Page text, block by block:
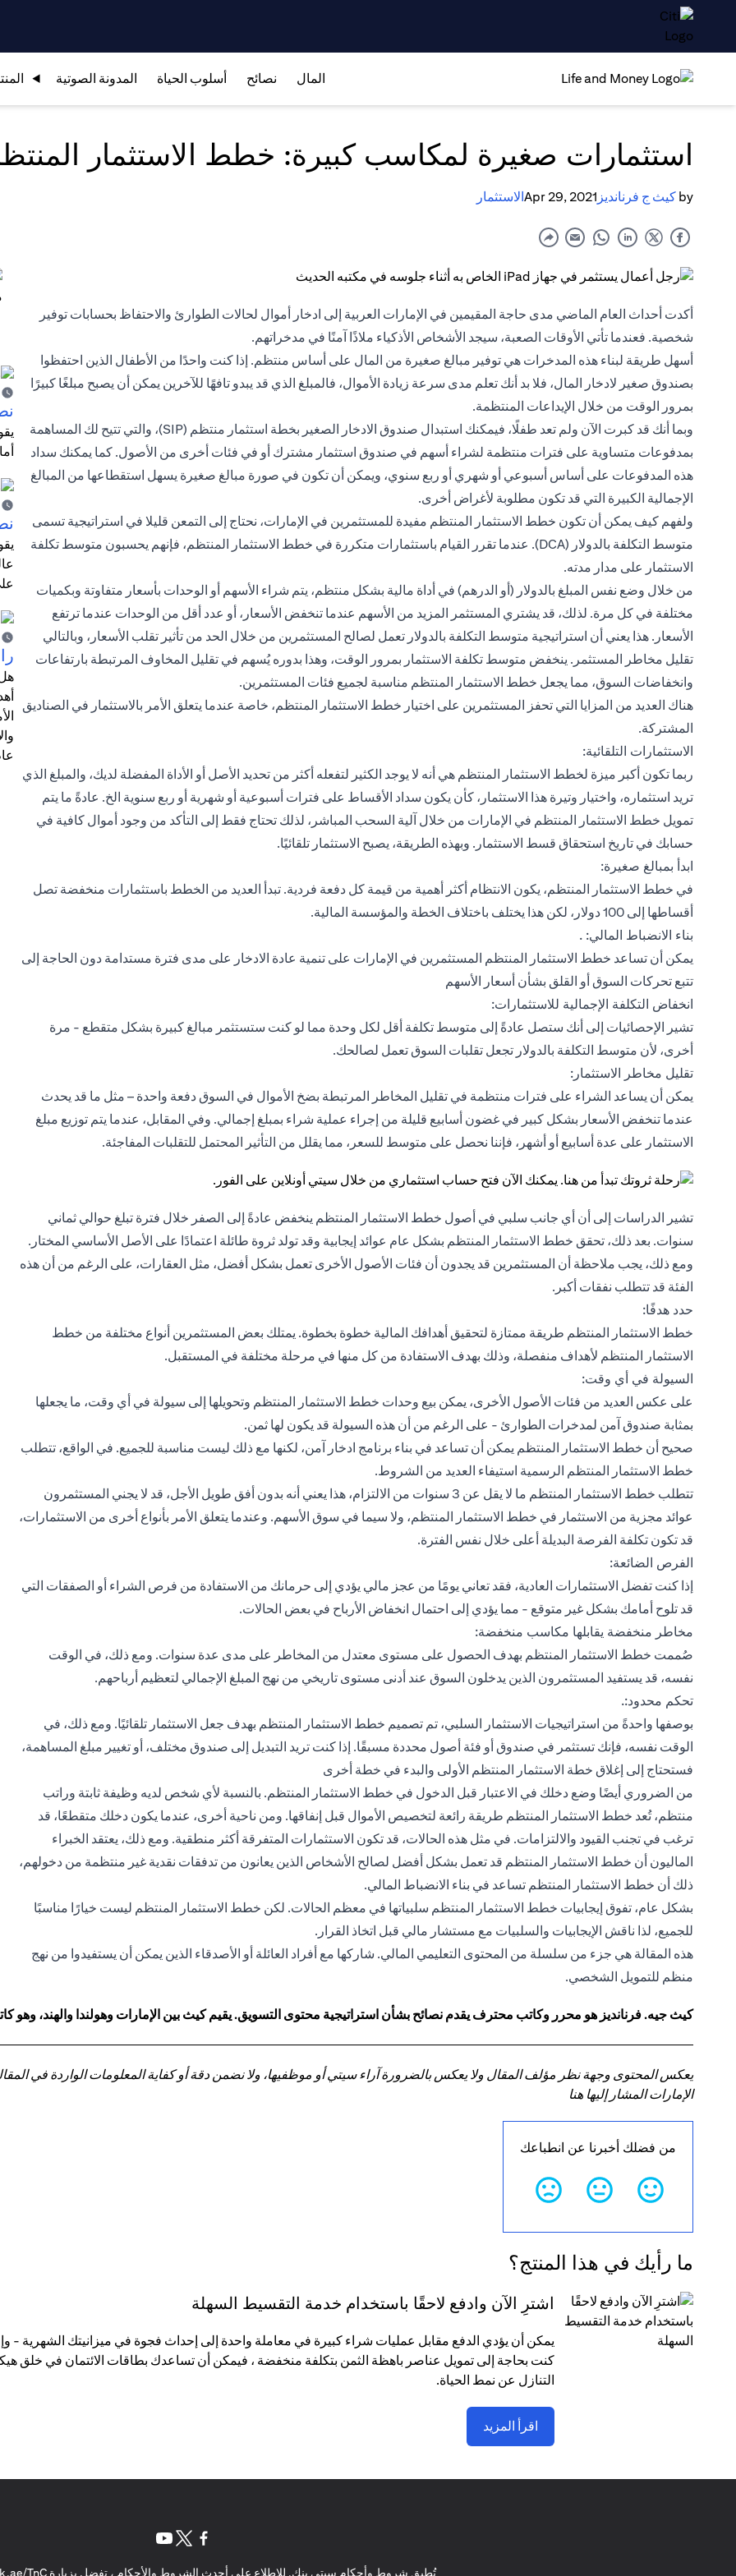
المال نصائح أسلوب الحياة المدونة الصوتية
استثمارات صغيرة لمكاسب كبيرة: خطط الاستثمار
by كيث ج فرنانديز Apr 29, 2021الاستثمار
أكدت أحداث العام الماضي مدى حاجة المقيمين في الإمارات العربية إلى ادخار أموال لحالات الطوارئ والاحتفاظ بحسابات توفير
شخصية. فعندما تأتي الأوقات الصعبة، سيجد الأشخاص الأذكياء ملاذًا آمنًا في مدخراتهم.
أسهل طريقة لبناء هذه المدخرات هي توفير مبالغ صغيرة من المال على أساس منتظم. إذا كنت واحدًا من الأطفال الذين احتفظوا
بصندوق صغير لادخار المال، فلا بد أنك تعلم مدى سرعة زيادة الأموال، فالمبلغ الذي قد يبدو تافهًا للآخرين يمكن أن يصبح مبلغًا كبيرًا
بمرور الوقت من خلال الإيداعات المنتظمة.
وبما أنك قد كبرت الآن ولم تعد طفلًا، فيمكنك استبدال صندوق الادخار الصغير بخطة استثمار منتظم (SIP)، والتي تتيح لك المساهمة
بمدفوعات متساوية على فترات منتظمة لشراء أسهم في صندوق استثمار مشترك أو في فئات أخرى من الأصول. كما يمكنك سداد
هذه المدفوعات على أساس أسبوعي أو شهري أو ربع سنوي، ويمكن أن تكون في صورة مبالغ صغيرة يسهل استقطاعها من المبالغ
الإجمالية الكبيرة التي قد تكون مطلوبة لأغراض أخرى.
ولفهم كيف يمكن أن تكون خطط الاستثمار المنتظم مفيدة للمستثمرين في الإمارات، نحتاج إلى التمعن قليلا في استراتيجية تسمى
متوسط ​​التكلفة بالدولار (DCA). عندما تقرر القيام باستثمارات متكررة في خطط الاستثمار المنتظم، فإنهم يحسبون متوسط ​​تكلفة
الاستثمار على مدار مدته.
من خلال وضع نفس المبلغ بالدولار (أو الدرهم) في أداة مالية بشكل منتظم، يتم شراء الأسهم أو الوحدات بأسعار متفاوتة وبكميات
مختلفة في كل مرة. لذلك، قد يشتري المستثمر المزيد من الأسهم عندما تنخفض الأسعار، أو عدد أقل من الوحدات عندما ترتفع
الأسعار. هذا يعني أن استراتيجية متوسط ​​التكلفة بالدولار تعمل لصالح المستثمرين من خلال الحد من تأثير تقلب الأسعار، وبالتالي
تقليل مخاطر المستثمر. ينخفض ​​متوسط ​​تكلفة الاستثمار بمرور الوقت، وهذا بدوره يُسهم في تقليل المخاوف المرتبطة بارتفاعات
وانخفاضات السوق، مما يجعل خطط الاستثمار المنتظم مناسبة لجميع فئات المستثمرين.
هناك العديد من المزايا التي تحفز المستثمرين على اختيار خطط الاستثمار المنتظم، خاصة عندما يتعلق الأمر بالاستثمار في الصناديق
المشتركة.
الاستثمارات التلقائية:
ربما تكون أكبر ميزة لخطط الاستثمار المنتظم هي أنه لا يوجد الكثير لتفعله أكثر من تحديد الأصل أو الأداة المفضلة لديك، والمبلغ الذي
تريد استثماره، واختيار وتيرة هذا الاستثمار، كأن يكون سداد الأقساط على فترات أسبوعية أو شهرية أو ربع سنوية الخ. عادةً ما يتم
تمويل خطط الاستثمار المنتظم في الإمارات من خلال آلية السحب المباشر، لذلك تحتاج فقط إلى التأكد من وجود أموال كافية في
حسابك في تاريخ استحقاق قسط الاستثمار. وبهذه الطريقة، يصبح الاستثمار تلقائيًا.
ابدأ بمبالغ صغيرة:
في خطط الاستثمار المنتظم، يكون الانتظام أكثر أهمية من قيمة كل دفعة فردية. تبدأ العديد من الخطط باستثمارات منخفضة تصل
أقساطها إلى 100 دولار، لكن هذا يختلف باختلاف الخطة والمؤسسة المالية.
بناء الانضباط المالي: .
يمكن أن تساعد خطط الاستثمار المنتظم المستثمرين في الإمارات على تنمية عادة الادخار على مدى فترة مستدامة دون الحاجة إلى
تتبع تحركات السوق أو القلق بشأن أسعار الأسهم
انخفاض التكلفة الإجمالية للاستثمارات:
تشير الإحصائيات إلى أنك ستصل عادةً إلى متوسط ​​تكلفة أقل لكل وحدة مما لو كنت ستستثمر مبالغ كبيرة بشكل متقطع - مرة
أخرى، لأن متوسط التكلفة بالدولار تجعل تقلبات السوق تعمل لصالحك.
تقليل مخاطر الاستثمار:
يمكن أن يساعد الشراء على فترات منتظمة في تقليل المخاطر المرتبطة بضخ الأموال في السوق دفعة واحدة – مثل ما قد يحدث
عندما تنخفض الأسعار بشكل كبير في غضون أسابيع قليلة من إجراء عملية شراء بمبلغ إجمالي. وفي المقابل، عندما يتم توزيع مبلغ
الاستثمار على عدة أسابيع أو أشهر، فإننا نحصل على متوسط ​​للسعر، مما يقلل من التأثير المحتمل للتقلبات المفاجئة.
تشير الدراسات إلى أن أي جانب سلبي في أصول خطط الاستثمار المنتظم ينخفض ​​عادةً إلى الصفر خلال فترة تبلغ حوالي ثماني
سنوات. بعد ذلك، تحقق خطط الاستثمار المنتظم بشكل عام عوائد إيجابية وقد تولد ثروة طائلة اعتمادًا على الأصل الأساسي المختار.
ومع ذلك، يجب ملاحظة أن المستثمرين قد يجدون أن فئات الأصول الأخرى تعمل بشكل أفضل، مثل العقارات، على الرغم من أن هذه
الفئة قد تتطلب نفقات أكبر.
حدد هدفًا:
خطط الاستثمار المنتظم طريقة ممتازة لتحقيق أهدافك المالية خطوة بخطوة. يمتلك بعض المستثمرين أنواع مختلفة من خطط
الاستثمار المنتظم لأهداف منفصلة، وذلك بهدف الاستفادة من كل منها في مرحلة مختلفة في المستقبل.
السيولة في أي وقت:
على عكس العديد من فئات الأصول الأخرى، يمكن بيع وحدات خطط الاستثمار المنتظم وتحويلها إلى سيولة في أي وقت، ما يجعلها
بمثابة صندوق آمن لمدخرات الطوارئ - على الرغم من أن هذه السيولة قد يكون لها ثمن.
صحيح أن خطط الاستثمار المنتظم يمكن أن تساعد في بناء برنامج ادخار آمن، لكنها مع ذلك ليست مناسبة للجميع. في الواقع، تتطلب
خطط الاستثمار المنتظم الرسمية استيفاء العديد من الشروط.
تتطلب خطط الاستثمار المنتظم ما لا يقل عن 3 سنوات من الالتزام، هذا يعني أنه بدون أفق طويل الأجل، قد لا يجني المستثمرون
عوائد مجزية من الاستثمار في خطط الاستثمار المنتظم، ولا سيما في سوق الأسهم. وعندما يتعلق الأمر بأنواع أخرى من الاستثمارات،
قد تكون تكلفة الفرصة البديلة أعلى خلال نفس الفترة.
الفرص الضائعة:
إذا كنت تفضل الاستثمارات العادية، فقد تعاني يومًا من عجز مالي يؤدي إلى حرمانك من الاستفادة من فرص الشراء أو الصفقات التي
قد تلوح أمامك بشكل غير متوقع - مما يؤدي إلى احتمال انخفاض الأرباح في بعض الحالات.
مخاطر منخفضة يقابلها مكاسب منخفضة:
صُممت خطط الاستثمار المنتظم بهدف الحصول على مستوى معتدل من المخاطر على مدى عدة سنوات. ومع ذلك، في الوقت
نفسه، قد يستفيد المستثمرون الذين يدخلون السوق عند أدنى مستوى تاريخي من نهج المبلغ الإجمالي لتعظيم أرباحهم.
تحكم محدود:.
بوصفها واحدةً من استراتيجيات الاستثمار السلبي، تم تصميم خطط الاستثمار المنتظم بهدف جعل الاستثمار تلقائيًا. ومع ذلك، في
الوقت نفسه، فإنك تستثمر في صندوق أو فئة أصول محددة مسبقًا. إذا كنت تريد التبديل إلى صندوق مختلف، أو تغيير مبلغ المساهمة،
فستحتاج إلى إغلاق خطة الاستثمار المنتظم الأولى والبدء في خطة أخرى
من الضروري أيضًا وضع دخلك في الاعتبار قبل الدخول في خطط الاستثمار المنتظم. بالنسبة لأي شخص لديه وظيفة ثابتة وراتب
منتظم، تُعد خطط الاستثمار المنتظم طريقة رائعة لتخصيص الأموال قبل إنفاقها. ومن ناحية أخرى، عندما يكون دخلك متقطعًا، قد
ترغب في تجنب القيود والالتزامات. في مثل هذه الحالات، قد تكون الاستثمارات المتفرقة أكثر منطقية. ومع ذلك، يعتقد الخبراء
الماليون أن خطط الاستثمار المنتظم قد تعمل بشكل أفضل لصالح الأشخاص الذين يعانون من تدفقات نقدية غير منتظمة من دخولهم،
ذلك أن خطط الاستثمار المنتظم تساعد في بناء الانضباط المالي.
بشكل عام، تفوق إيجابيات خطط الاستثمار المنتظم سلبياتها في معظم الحالات. لكن خطط الاستثمار المنتظم ليست خيارًا مناسبًا
للجميع، لذا ناقش الإيجابيات والسلبيات مع مستشار مالي قبل اتخاذ القرار.
هذه المقالة هي جزء من سلسلة من المحتوى التعليمي المالي. شاركها مع أفراد العائلة أو الأصدقاء الذين يمكن أن يستفيدوا من نهج
منظم للتمويل الشخصي.
كيث جيه. فرنانديز هو محرر وكاتب محترف يقدم نصائح بشأن استراتيجية محتوى التسويق. يقيم كيث بين الإمارات وهولندا والهند،
يعكس المحتوى وجهة نظر مؤلف المقال ولا يعكس بالضرورة آراء سيتي أو موظفيها، ولا نضمن دقة أو كفاية المعلومات الواردة في
الإمارات المشار إليها هنا
من فضلك أخبرنا عن انطباعك
ما رأيك في هذا المنتج؟
اشترِ الآن وادفع لاحقًا باستخدام خدمة التقسيط السهلة
كنت بحاجة إلى تمويل عناصر باهظة الثمن بتكلفة منخفضة ، فيمكن أن تساعدك بطاقات الائتمان في خلق
التنازل عن نمط الحياة.
اقرأ المزيد
تُطبق شروط وأحكام سيتي بنك. للاطلاع على أحدث الشروط والأحكام ، تفضل بزيارةTnC